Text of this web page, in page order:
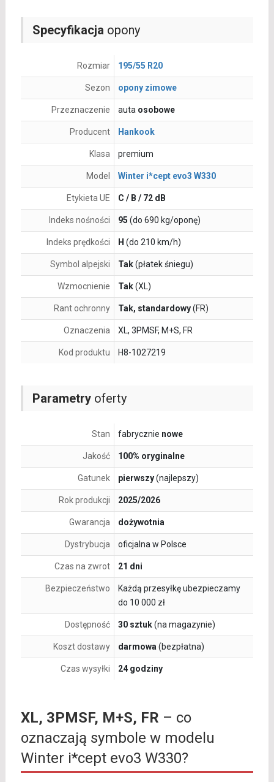
Parametryoferty
Stan fabrycznie nowe
Jakość 100% oryginalne
Gatunek pierwszy(najlepszy)
Rok produkcji 2025/2026
Gwarancja dożywotnia
Dystrybucja oficjalna w Polsce
Czas na zwrot 21 dni
Bezpieczeństwo
Każdą przesyłkę ubezpieczamy
do 10 000 zł
Dostępność 30 sztuk(na magazynie)
Koszt dostawy darmowa (bezpłatna)
Czas wysyłki 24 godziny
Specyfikacja opony
Rozmiar 195/55 R20
Sezon opony zimowe
Przeznaczenie auta osobowe
Producent Hankook
Klasa premium
Model Winter i*cept evo3 W330
Etykieta UE C / B / 72 dB
Indeks nośności 95 (do 690 kg/oponę)
Indeks prędkości H (do 210 km/h)
Symbol alpejski Tak(płatek śniegu)
Wzmocnienie Tak(XL)
Rant ochronny Tak, standardowy(FR)
Oznaczenia XL, 3PMSF, M+S, FR
Kod produktu H8-1027219
XL, 3PMSF, M+S, FR – co
oznaczają symbole w modelu
Winter i*cept evo3 W330?